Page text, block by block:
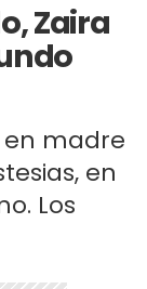
Zaira
en madre
en
Los